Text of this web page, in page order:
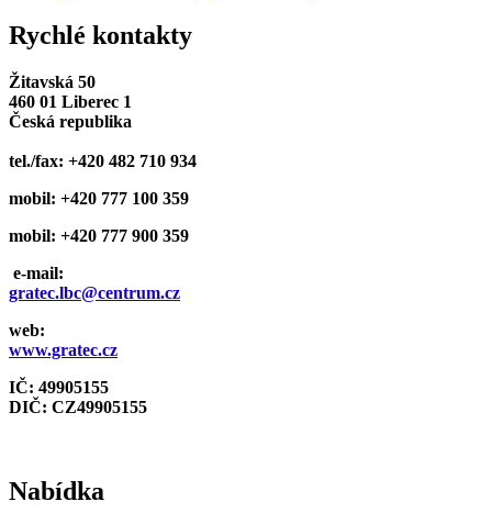
Rychlé kontakty
Žitavská 50
460 01 Liberec 1
Česká republika
tel./fax: +420 482 710 934
mobil: +420 777 100 359
mobil: +420 777 900 359
e-mail:
gratec.lbc@centrum.cz
web:
www.gratec.cz
IČ: 49905155
DIČ: CZ49905155
Nabídka